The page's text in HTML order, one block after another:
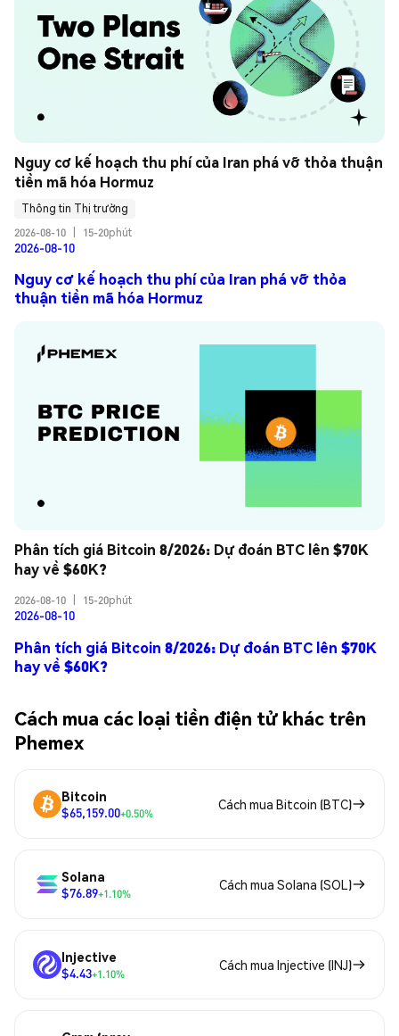
Nguy cơ kế hoạch thu phí của Iran phá vỡ thỏa thuận
tiền mã hóa Hormuz
Thông tin Thị trường
2026-08-10
15-20phút
2026-08-10
Nguy cơ kế hoạch thu phí của Iran phá vỡ thỏa
thuận tiền mã hóa Hormuz
Phân tích giá Bitcoin 8/2026: Dự đoán BTC lên $70K
hay về $60K?
2026-08-10 15-20phút
2026-08-10
Phân tích giá Bitcoin 8/2026: Dự đoán BTC lên $70K
hay về $60K?
Cách mua các loại tiền điện tử khác trên
Phemex
Bitcoin
$65,159.00+0.50%
Cách mua Bitcoin (BTC)
Solana
$76.89+1.10%
Cách mua Solana (SOL)
Injective
$4.43+1.10%
Cách mua Injective (INJ)